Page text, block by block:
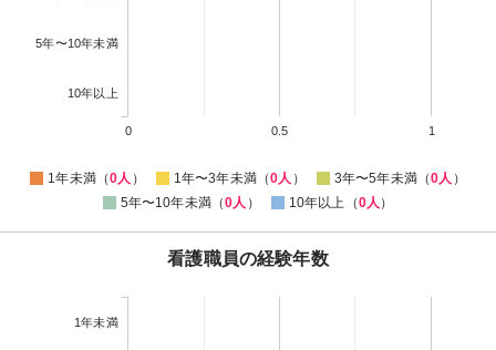
5年〜10年未満
10年以上
0 0.5 1
1年未満（0人 ） 1年〜3年未満（0人 ） 3年〜5年未満（0人 ）
5年〜10年未満（0人 ） 10年以上（0人 ）
看護職員の経験年数
1年未満